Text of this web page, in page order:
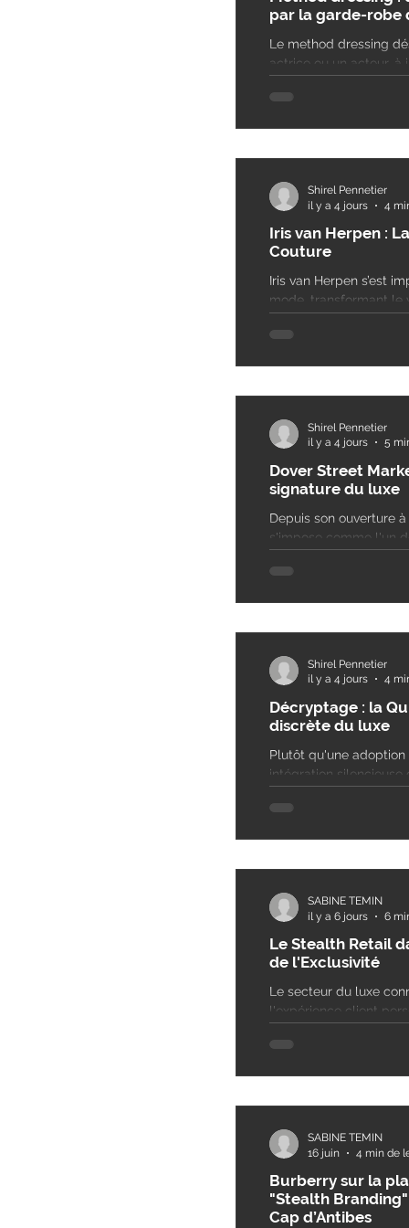
par la garde-robe
Le method dressing
actrice ou un acteur, à
opposition à un
Iris van Herpen :
Couture
Iris van Herpen s’est
mode, transformant le
Shirel Pennetier
il y a 4 jours
4
Dover Street
signature du luxe
Depuis son ouverture
s'impose comme l'un
plutôt qu'une boutique
Shirel Pennetier
il y a 4 jours
5
Décryptage : la
discrète du luxe
Plutôt qu'une
intégration silencieuse
Shirel Pennetier
il y a 4 jours
4
Le Stealth Retail
de l'Exclusivité
Le secteur du luxe
l'expérience client
» ou commerce furtif,
SABINE TEMIN
il y a 6 jours
6
Burberry sur la
"Stealth Branding"
Cap d’Antibes
SABINE TEMIN
16 juin
4 min de